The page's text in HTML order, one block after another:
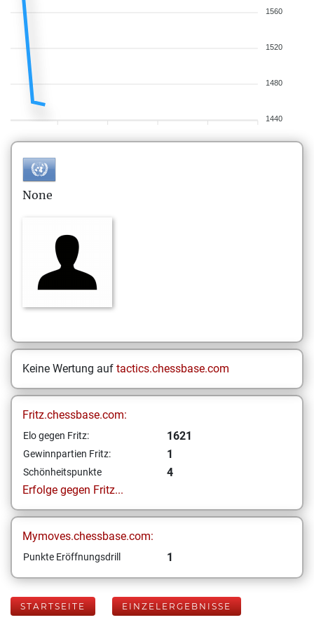
1560
1520
1480
1440
None
Keine Wertung auf tactics.chessbase.com
Fritz.chessbase.com:
Elo gegen Fritz: 1621
Gewinnpartien Fritz: 1
Schönheitspunkte
4
Erfolge gegen Fritz...
Mymoves.chessbase.com:
Punkte Eröffnungsdrill 1
STARTSEITE EINZELERGEBNISSE